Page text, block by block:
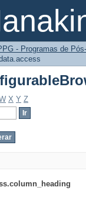
- Programas de
X Y Z